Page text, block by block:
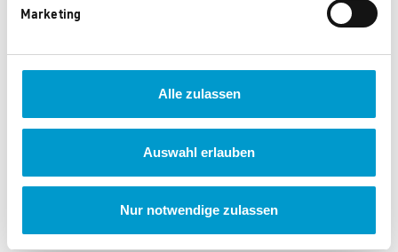
Marketing
Alle zulassen
Auswahl erlauben
Nur notwendige zulassen
1 2 3 ... 104